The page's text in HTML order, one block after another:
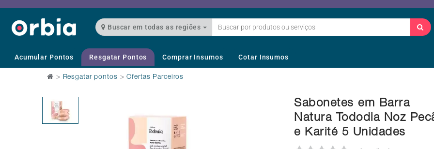
Buscar em todas as regiões
Acumular Pontos Resgatar Pontos Comprar Insumos Cotar Insumos
> Resgatar pontos >Ofertas Parceiros
Sabonetes em Barra
Natura Tododia Noz
e Karité 5 Unidades